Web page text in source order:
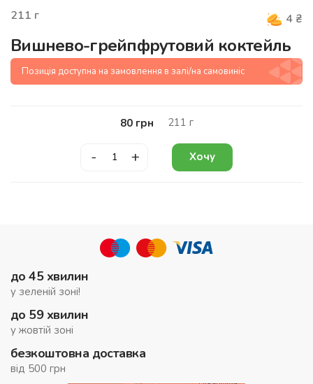
211 г 4 ₴
Вишнево-грейпфрутовий коктейль
Позиція доступна на замовлення в залі/на самовиніс
80грн 211 г
- + Хочу
до 45 хвилин
у зеленій зоні!
до 59 хвилин
у жовтій зоні
безкоштовна доставка
від 500 грн